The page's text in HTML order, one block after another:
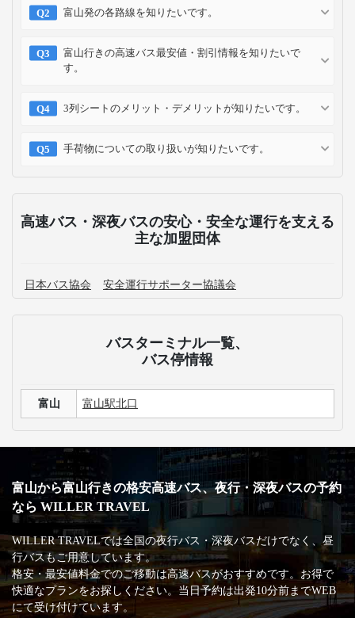
富山発の各路線を知りたいです。
富山行きの高速バス最安値・割引情報を知りたいで
す。
3列シートのメリット・デメリットが知りたいです。
手荷物についての取り扱いが知りたいです。
高速バス・深夜バスの安心・安全な運行を支える
主な加盟団体
日本バス協会 安全運行サポーター協議会
バスターミナル一覧、
バス停情報
富山 富山駅北口
富山から富山行きの格安高速バス、夜行・深夜バスの予約
なら WILLER TRAVEL
WILLER TRAVELでは全国の夜行バス・深夜バスだけでなく、昼
行バスもご用意しています。
格安・最安値料金でのご移動は高速バスがおすすめです。お得で
快適なプランをお探しください。当日予約は出発10分前までWEB
にて受け付けています。